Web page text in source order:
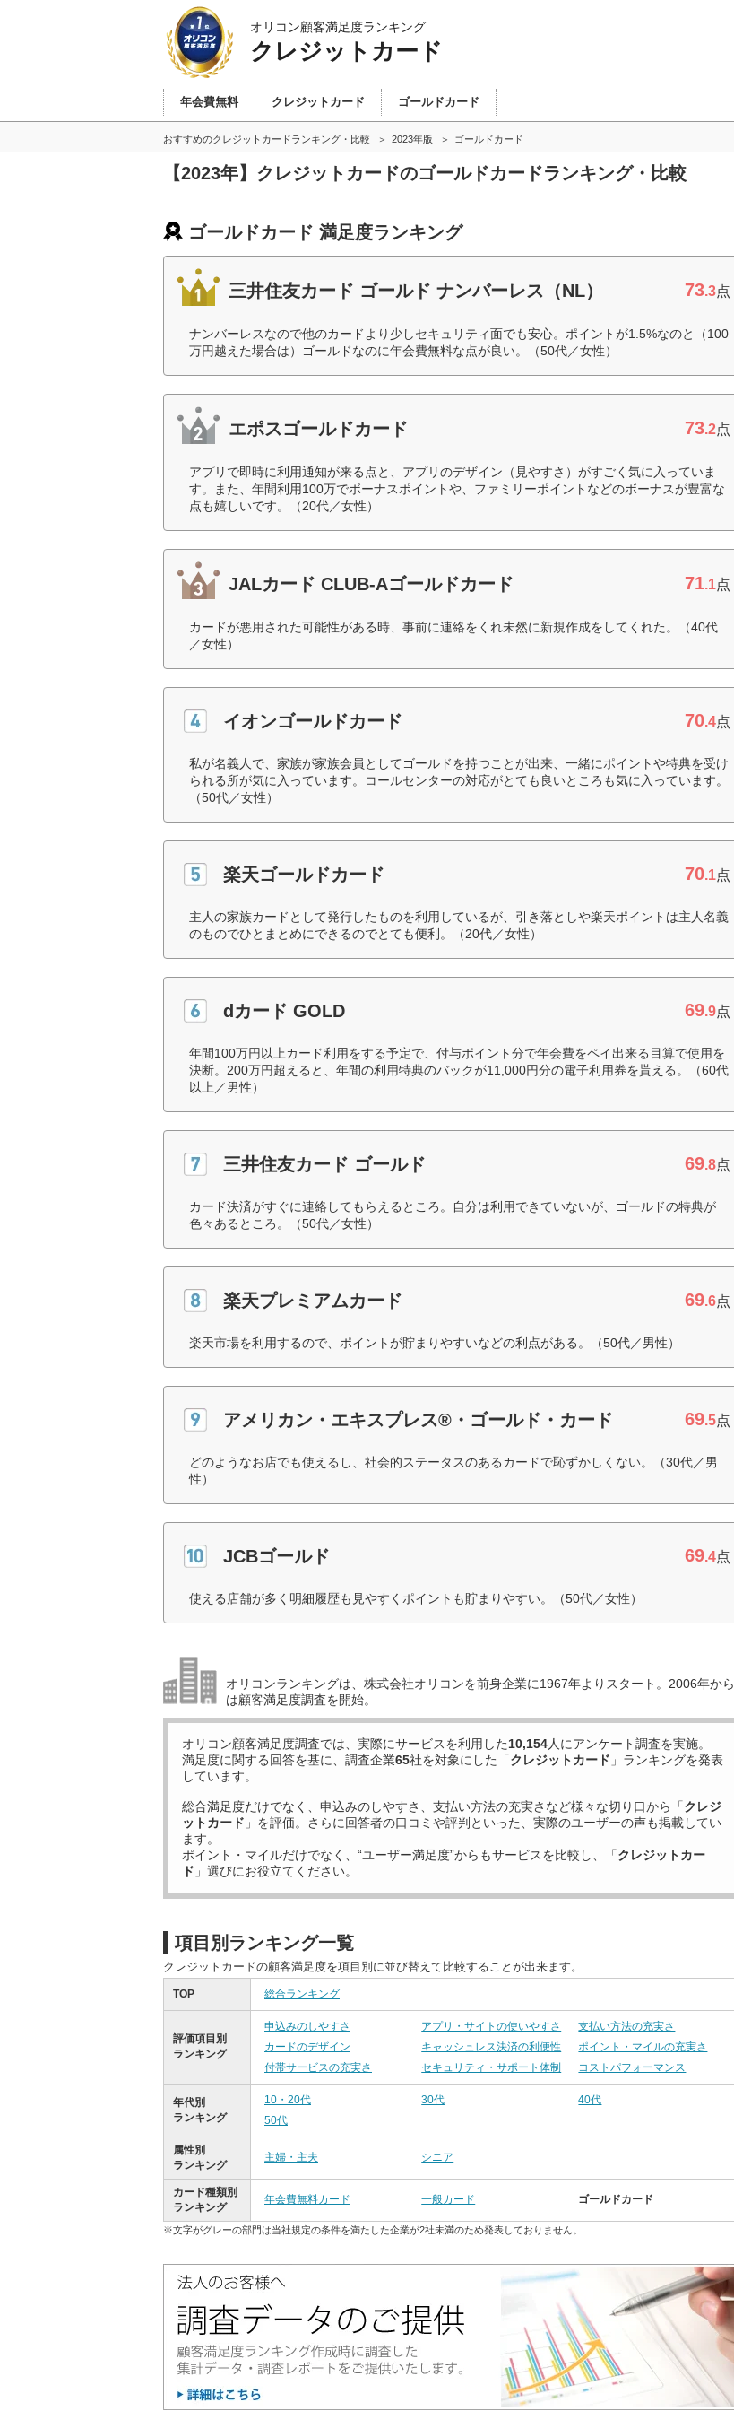
オリコン顧客満足度ランキング
クレジットカード
年会費無料 クレジットカード ゴールドカード
おすすめのクレジットカードランキング・比較 2023年版 ゴールドカード
【2023年】クレジットカードのゴールドカードランキング・比較
ゴールドカード 満足度ランキング
三井住友カード ゴールド ナンバーレス（NL） 73.3点
ナンバーレスなので他のカードより少しセキュリティ面でも安心。ポイントが1.5%なのと（100
万円越えた場合は）ゴールドなのに年会費無料な点が良い。（50代／女性）
エポスゴールドカード 73.2点
アプリで即時に利用通知が来る点と、アプリのデザイン（見やすさ）がすごく気に入っていま
す。また、年間利用100万でボーナスポイントや、ファミリーポイントなどのボーナスが豊富な
点も嬉しいです。（20代／女性）
JALカード CLUB-Aゴールドカード 71.1点
カードが悪用された可能性がある時、事前に連絡をくれ未然に新規作成をしてくれた。（40代
／女性）
イオンゴールドカード 70.4点
私が名義人で、家族が家族会員としてゴールドを持つことが出来、一緒にポイントや特典を受け
られる所が気に入っています。コールセンターの対応がとても良いところも気に入っています。
（50代／女性）
楽天ゴールドカード 70.1点
主人の家族カードとして発行したものを利用しているが、引き落としや楽天ポイントは主人名義
のものでひとまとめにできるのでとても便利。（20代／女性）
dカード GOLD 69.9点
年間100万円以上カード利用をする予定で、付与ポイント分で年会費をペイ出来る目算で使用を
決断。200万円超えると、年間の利用特典のバックが11,000円分の電子利用券を貰える。（60代
以上／男性）
三井住友カード ゴールド 69.8点
カード決済がすぐに連絡してもらえるところ。自分は利用できていないが、ゴールドの特典が
色々あるところ。（50代／女性）
楽天プレミアムカード 69.6点
楽天市場を利用するので、ポイントが貯まりやすいなどの利点がある。（50代／男性）
アメリカン・エキスプレス®・ゴールド・カード 69.5点
どのようなお店でも使えるし、社会的ステータスのあるカードで恥ずかしくない。（30代／男
性）
JCBゴールド 69.4点
使える店舗が多く明細履歴も見やすくポイントも貯まりやすい。（50代／女性）
オリコンランキングは、株式会社オリコンを前身企業に1967年よりスタート。2006年から
は顧客満足度調査を開始。
オリコン顧客満足度調査では、実際にサービスを利用した10,154人にアンケート調査を実施。
満足度に関する回答を基に、調査企業65社を対象にした「クレジットカード 」ランキングを発表
しています。
総合満足度だけでなく、申込みのしやすさ、支払い方法の充実さなど様々な切り口から「クレジ
ットカード 」を評価。さらに回答者の口コミや評判といった、実際のユーザーの声も掲載してい
ます。
ポイント・マイルだけでなく、“ユーザー満足度”からもサービスを比較し、「クレジットカー
ド 」選びにお役立てください。
項目別ランキング一覧
クレジットカードの顧客満足度を項目別に並び替えて比較することが出来ます。
TOP 総合ランキング
評価項目別
ランキング
申込みのしやすさ アプリ・サイトの使いやすさ
支払い方法の充実さ
カードのデザイン
キャッシュレス決済の利便性
ポイント・マイルの充実さ
付帯サービスの充実さ
セキュリティ・サポート体制 コストパフォーマンス
年代別
ランキング
10・20代 30代
40代
50代
属性別
ランキング
主婦・主夫 シニア
カード種類別
ランキング
年会費無料カード 一般カード ゴールドカード
※文字がグレーの部門は当社規定の条件を満たした企業が2社未満のため発表しておりません。